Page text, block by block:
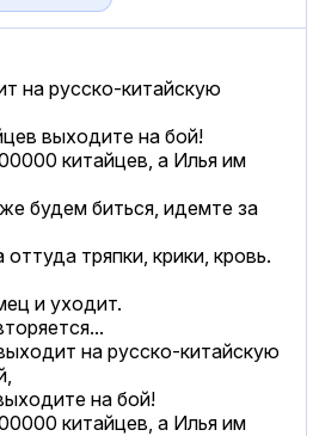
на русско-китайскую
выходите на бой!
китайцев, а Илья им
будем биться, идемте за
тряпки, крики, кровь.
и уходит.
на русско-китайскую
на бой!
китайцев, а Илья им